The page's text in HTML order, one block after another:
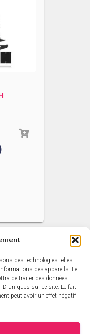
des technologies telles
des appareils. Le
de traiter des données
uniques sur ce site. Le fait
peut avoir un effet négatif
SARAVAH
LES ARTISTES